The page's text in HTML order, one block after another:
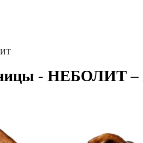
- НЕБОЛИТ